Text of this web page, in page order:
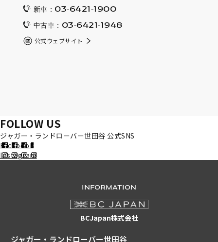
新車：03-6421-1900
中古車：03-6421-1948
公式ウェブサイト
FOLLOW US
ジャガー・ランドローバー世田谷 公式SNS
Facebook
Instagram
INFORMATION
BCJapan株式会社
ジャガー・ランドローバー世田谷